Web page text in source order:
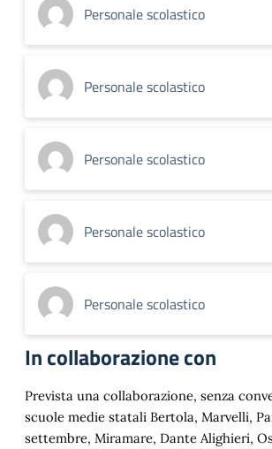
Personale scolastico
Personale scolastico
Personale scolastico
Personale scolastico
Personale scolastico
In collaborazione con
Prevista una collaborazione, senza
scuole medie statali Bertola, Marvelli,
settembre, Miramare, Dante Alighieri,